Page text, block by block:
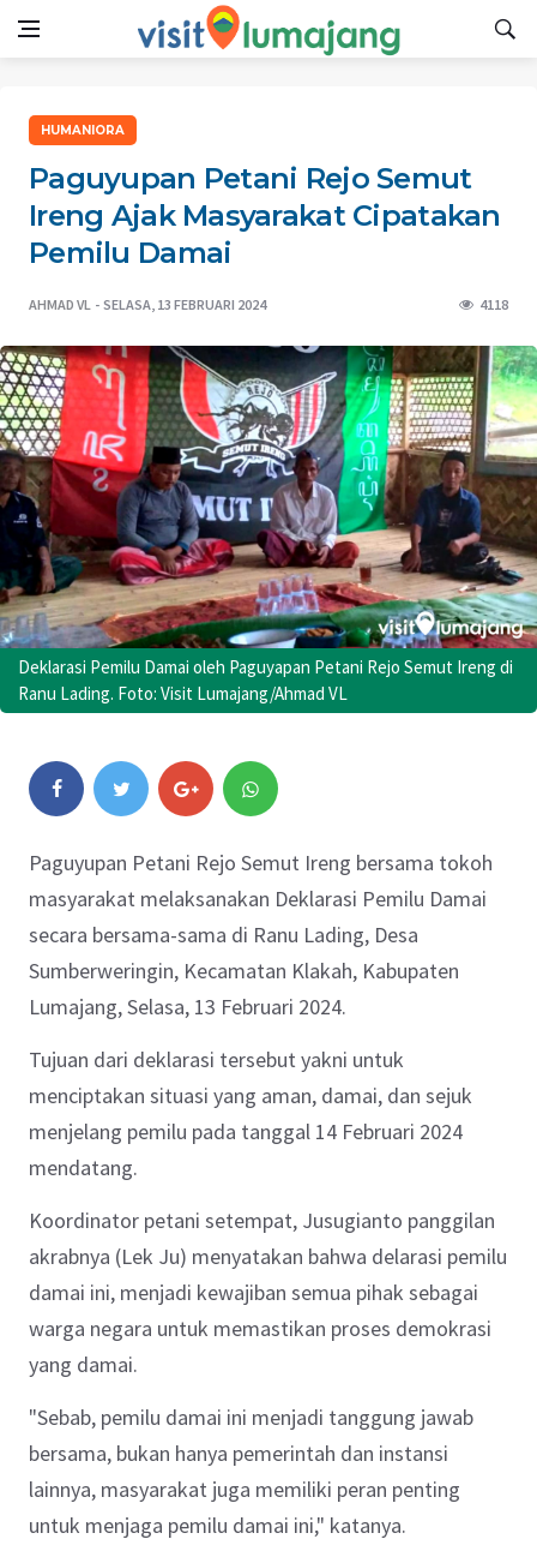
HUMANIORA
Paguyupan Petani Rejo Semut
Ireng Ajak Masyarakat Cipatakan
Pemilu Damai
AHMAD VL SELASA, 13 FEBRUARI 2024 4118
Deklarasi Pemilu Damai oleh Paguyapan Petani Rejo Semut Ireng di
Ranu Lading. Foto: Visit Lumajang/Ahmad VL
Paguyupan Petani Rejo Semut Ireng bersama tokoh
masyarakat melaksanakan Deklarasi Pemilu Damai
secara bersama-sama di Ranu Lading, Desa
Sumberweringin, Kecamatan Klakah, Kabupaten
Lumajang, Selasa, 13 Februari 2024.
Tujuan dari deklarasi tersebut yakni untuk
menciptakan situasi yang aman, damai, dan sejuk
menjelang pemilu pada tanggal 14 Februari 2024
mendatang.
Koordinator petani setempat, Jusugianto panggilan
akrabnya (Lek Ju) menyatakan bahwa delarasi pemilu
damai ini, menjadi kewajiban semua pihak sebagai
warga negara untuk memastikan proses demokrasi
yang damai.
"Sebab, pemilu damai ini menjadi tanggung jawab
bersama, bukan hanya pemerintah dan instansi
lainnya, masyarakat juga memiliki peran penting
untuk menjaga pemilu damai ini," katanya.